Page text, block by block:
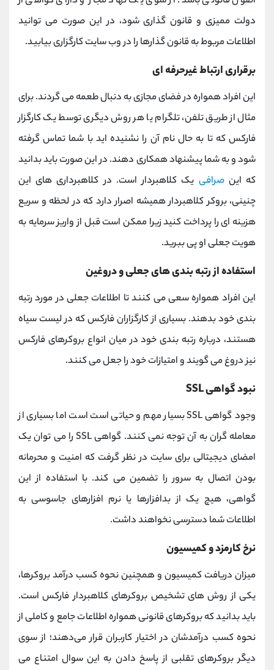
دولت ممیزی و قانون ‌گذاری شود، در این صورت می ‌توانید
اطلاعات مربوط به قانون‌ گذارها را در وب سایت کارگزاری بیابید.
برقراری ارتباط غیرحرفه‌ ای
این افراد همواره در فضای مجازی به دنبال طعمه می گردند. برای
مثال از طریق تلفن، تلگرام یا هر روش دیگری توسط یک کارگزار
فارکس که تا به حال نام آن را نشنیده ‌اید با شما تماس گرفته
شود و به شما پیشنهاد همکاری دهند. در این صورت باید بدانید
که اینصرافی یک کلاهبردار است. در کلاهبرداری‌ های این
چنینی، بروکر کلاهبردار همیشه اصرار دارد که در لحظه و سریع
هزینه‌ ای را پرداخت کنید زیرا ممکن است قبل از واریز سرمایه به
هویت جعلی او پی ببرید.
استفاده از رتبه‌ بندی‌ های جعلی و دروغین
این افراد همواره سعی می کنند تا اطلاعات جعلی در مورد رتبه
بندی خود بدهند. بسیاری از کارگزاران فارکس که در لیست سیاه
هستند، درباره رتبه ‌بندی خود در میان انواع بروکرهای فارکس
نیز دروغ می ‌گویند و امتیازات خود را جعل می ‌کنند.
نبود گواهی SSL
وجود گواهی SSL بسیار مهم و حیاتی است است اما بسیاری از
معامله ‌گران به آن توجه نمی ‌کنند. گواهی SSL را می ‌توان یک
امضای دیجیتالی برای سایت در نظر گرفت که امنیت و محرمانه
‌بودن اتصال به سرور را تضمین می ‌کند. با استفاده از این
گواهی، هیچ‌ یک از بدافزارها یا نرم افزارهای جاسوسی به
اطلاعات شما دسترسی نخواهند داشت.
نرخ کارمزد و کمیسیون
میزان دریافت کمیسیون و همچنین نحوه کسب درآمد بروکرها،
یکی از روش ‌های تشخیص بروکرهای کلاهبردار فارکس است.
باید بدانید که بروکرهای قانونی همواره اطلاعات جامع و کاملی از
نحوه کسب درآمدشان در اختیار کاربران قرار می‌دهند؛ از سوی
دیگر بروکرهای تقلبی از پاسخ دادن به این سوال امتناع می